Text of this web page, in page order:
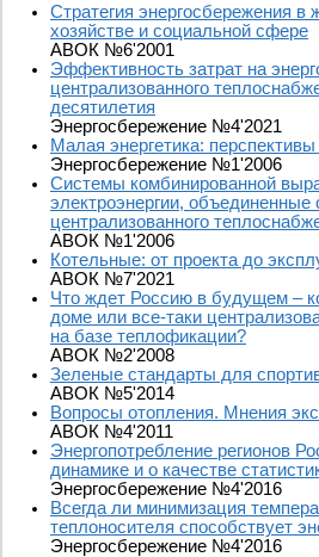
Стратегия энергосбережения
хозяйстве и социальной сфере
АВОК №6'2001
Эффективность затрат на
централизованного
десятилетия
Энергосбережение №4'2021
Малая энергетика: перспективы
Энергосбережение №1'2006
Системы комбинированной
электроэнергии, объединенные
централизованного
АВОК №1'2006
Котельные: от проекта до
АВОК №7'2021
Что ждет Россию в будущем –
доме или все-таки
на базе теплофикации?
АВОК №2'2008
Зеленые стандарты для
АВОК №5'2014
Вопросы отопления. Мнения
АВОК №4'2011
Энергопотребление регионов
динамике и о качестве
Энергосбережение №4'2016
Всегда ли минимизация
теплоносителя способствует
Энергосбережение №4'2016